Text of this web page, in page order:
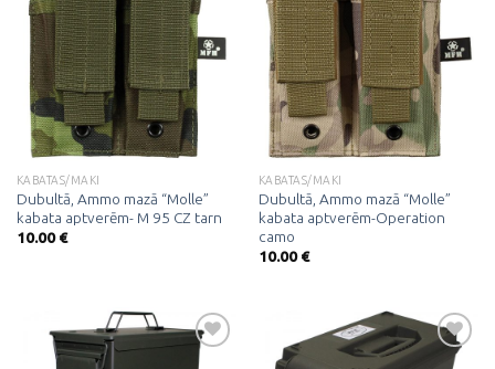
Pievienot
vēlmju
sarakstam
KABATAS/MAKI
Dubultā, Ammo mazā “Molle”
kabata aptverēm- M 95 CZ tarn
10.00€
Pievienot
vēlmju
sarakstam
KABATAS/MAKI
Dubultā, Ammo mazā “Molle”
kabata aptverēm-Operation
camo
10.00€